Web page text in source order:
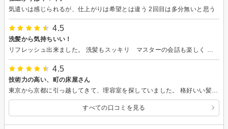
気遣いは感じられるが、仕上がりは希望とは違う 2回目は多分無いと思う
4.5
洗髪から気持ちいい！
4.5
技術力の高い、町の床屋さん
東京から京都に引っ越してきて、理容室を探していました。 格好いい髪型にしたいけど、洒落てるっぽい理容室は予約が一杯。初見で上手いかわからんのに気負いたくないので、全国理容競技大会の結果から、こちらのシローさんを発見。 (バーバーカットは技術勝負だと思ってます) 駅から離れたお店で、育成にも力を入れている町の床屋さん、しかし技術は全国指折りで、手捌きも早く、話の引き出しも多い。 最先端の最先端のカットが目的の人や、こだわりが強すぎる人は、個人の予約制の理容室をお勧めしますが、私(33歳)は、京都で髪切るのはここと決めています。家からは遠いですが。 最近は近くにLUUPもできたので、駅から向かいやすくなったのは助かりました。
すべての口コミを見る